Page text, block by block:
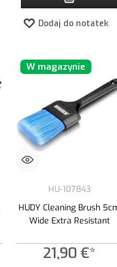
Dodaj do notatek
W magazynie
HU-107843
HUDY Cleaning Brush
Wide Extra Resistant
21,90 €*